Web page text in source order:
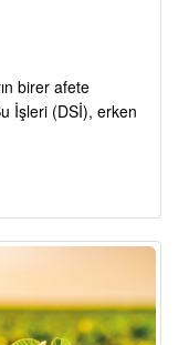
birer afete
İşleri (DSİ), erken